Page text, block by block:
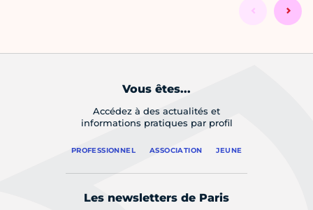
Vous êtes...
Accédez à des actualités et
informations pratiques par profil
PROFESSIONNEL ASSOCIATION JEUNE
Les newsletters de Paris